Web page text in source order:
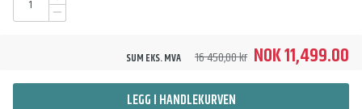
SUM EKS. MVA 16 450,00 kr NOK 11,499.00
LEGG I HANDLEKURVEN